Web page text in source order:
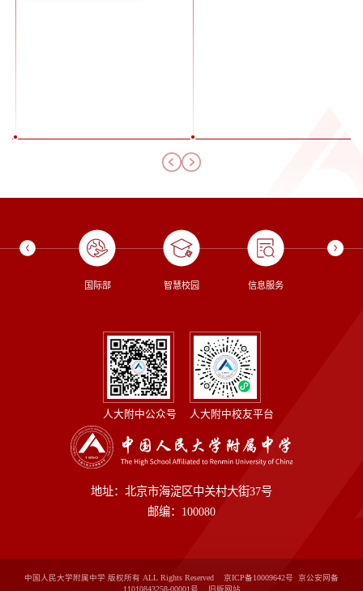
国际部 智慧校园 信息服务
人大附中公众号 人大附中校友平台
地址：北京市海淀区中关村大街37号
邮编：100080
中国人民大学附属中学 版权所有 ALL Rights Reserved 京ICP备10009642号 京公安网备
11010843258-00001号
旧版网站